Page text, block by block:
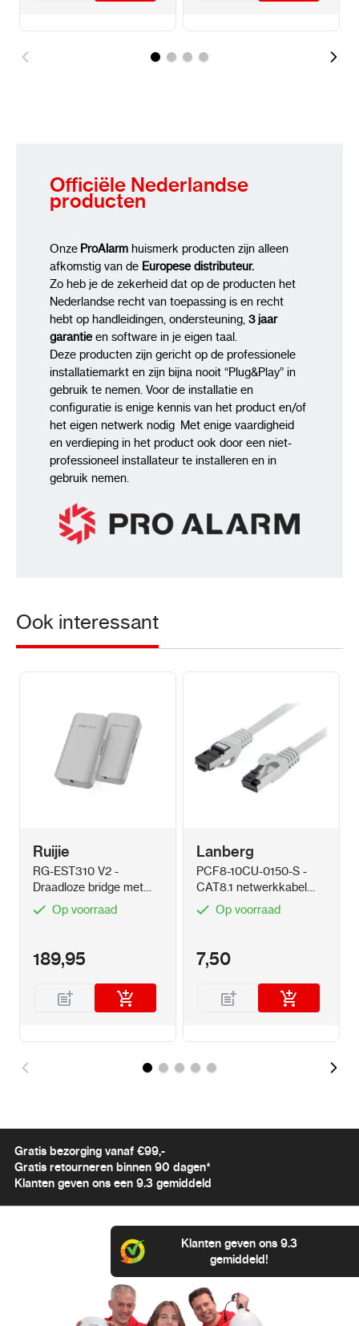
Officiële Nederlandse
producten
Onze ProAlarm huismerk producten zijn alleen
afkomstig van de Europese distributeur.
Zo heb je de zekerheid dat op de producten het
Nederlandse recht van toepassing is en recht
hebt op handleidingen, ondersteuning, 3 jaar
garantieen software in je eigen taal.
Deze producten zijn gericht op de professionele
installatiemarkt en zijn bijna nooit “Plug&Play” in
gebruik te nemen. Voor de installatie en
configuratie is enige kennis van het product en/of
het eigen netwerk nodig Met enige vaardigheid
en verdieping in het product ook door een niet-
professioneel installateur te installeren en in
gebruik nemen.
Ook interessant
Ruijie
RG-EST310 V2 -
Draadloze bridge met
PoE - Point to Point
Op voorraad
189,95
Lanberg
PCF8-10CU-0150-S -
CAT8.1 netwerkkabel
grijs rond 1.5 meter male
Op voorraad
7,50
Gratis bezorging vanaf €99,-
Gratis retourneren binnen 90 dagen*
Klanten geven ons een 9.3 gemiddeld
Klanten geven ons 9.3
gemiddeld!